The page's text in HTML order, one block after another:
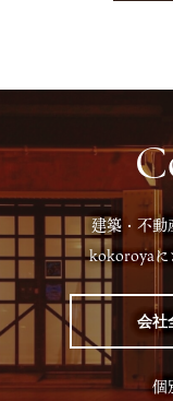
建築・不動
kokoroyaに
会社
個